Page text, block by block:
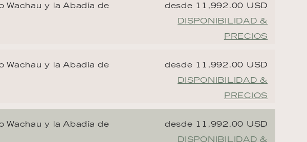
Wachau y la Abadía de
desde 11,992.00 USD
DISPONIBILIDAD &
PRECIOS
Wachau y la Abadía de
desde 11,992.00 USD
DISPONIBILIDAD &
PRECIOS
Wachau y la Abadía de
desde 11,992.00 USD
DISPONIBILIDAD &